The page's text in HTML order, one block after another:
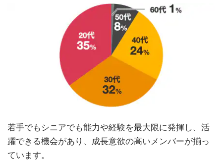
若手でもシニアでも能力や経験を最大限に発揮し、活
躍できる機会があり、成長意欲の高いメンバーが揃っ
ています。